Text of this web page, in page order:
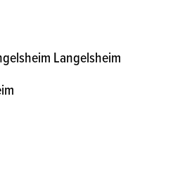
Langelsheim